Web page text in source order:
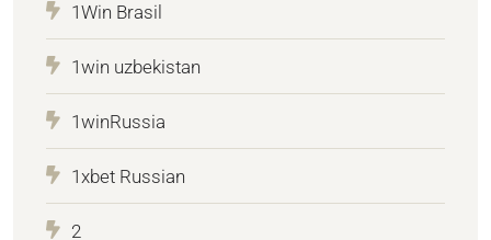
1Win Brasil
1win uzbekistan
1winRussia
1xbet Russian
2